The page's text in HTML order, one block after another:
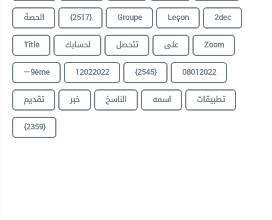
الحصة
{2517} Groupe Leçon
2dec
Title
لحسابك تتحصل على
Zoom
—9ème
12022022 {2545}
08012022
تقديم
خبر الناسخ اسمه
تطبيقات
{2359}